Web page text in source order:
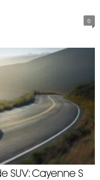
0
SUV: Cayenne S